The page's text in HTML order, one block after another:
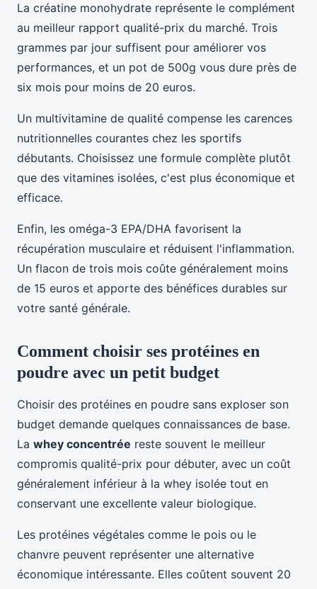
La créatine monohydrate représente le complément
au meilleur rapport qualité-prix du marché. Trois
grammes par jour suffisent pour améliorer vos
performances, et un pot de 500g vous dure près de
six mois pour moins de 20 euros.
Un multivitamine de qualité compense les carences
nutritionnelles courantes chez les sportifs
débutants. Choisissez une formule complète plutôt
que des vitamines isolées, c'est plus économique et
efficace.
Enfin, les oméga-3 EPA/DHA favorisent la
récupération musculaire et réduisent l'inflammation.
Un flacon de trois mois coûte généralement moins
de 15 euros et apporte des bénéfices durables sur
votre santé générale.
Comment choisir ses protéines en
poudre avec un petit budget
Choisir des protéines en poudre sans exploser son
budget demande quelques connaissances de base.
La whey concentrée reste souvent le meilleur
compromis qualité-prix pour débuter, avec un coût
généralement inférieur à la whey isolée tout en
conservant une excellente valeur biologique.
Les protéines végétales comme le pois ou le
chanvre peuvent représenter une alternative
économique intéressante. Elles coûtent souvent 20